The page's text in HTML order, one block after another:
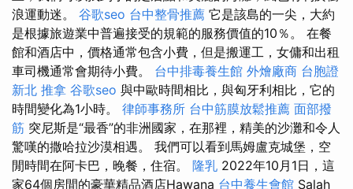
浪運動迷。 谷歌seo 台中整骨推薦 它是該島的一尖，大約
是根據旅遊業中普遍接受的規範的服務價值的10％。 在餐
館和酒店中，價格通常包含小費，但是搬運工，女傭和出租
車司機通常會期待小費。 台中排毒養生館 外燴廠商 台胞證
新北 推拿 谷歌seo 與中歐時間相比，與匈牙利相比，它的
時間變化為1小時。 律師事務所 台中筋膜放鬆推薦 面部撥
筋 突尼斯是“最香”的非洲國家，在那裡，精美的沙灘和令人
驚嘆的撒哈拉沙漠相遇。 我們可以看到馬姆盧克城堡，空
閒時間在阿卡巴，晚餐，住宿。 隆乳 2022年10月1日，這
家64個房間的豪華精品酒店Hawana 台中養生會館 Salah